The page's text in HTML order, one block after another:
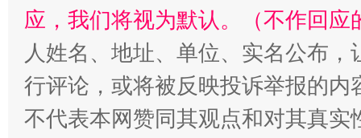
招工难、用工荒背后
应，我们将视为默认。（不作回应
人姓名、地址、单位、实名公布
行评论，或将被反映投诉举报的
不代表本网赞同其观点和对其真实